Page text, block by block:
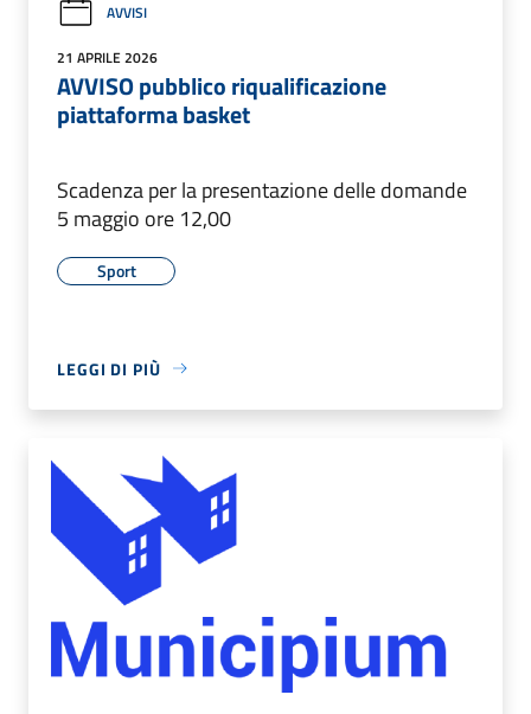
AVVISI
21 APRILE 2026
AVVISO pubblico riqualificazione
piattaforma basket
Scadenza per la presentazione delle domande
5 maggio ore 12,00
Sport
LEGGI DI PIÙ